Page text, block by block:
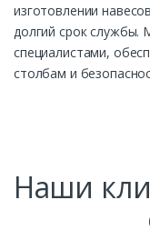
изготовлении
долгий срок службы.
специалистами,
столбам и
Наши